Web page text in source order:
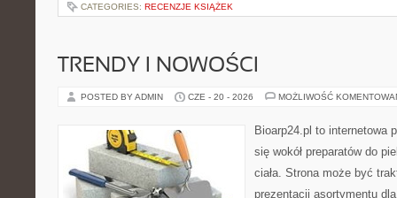
CATEGORIES: RECENZJE KSIĄŻEK
TRENDY I NOWOŚCI
POSTED BY ADMIN CZE - 20 - 2026 MOŻLIWOŚĆ
Bioarp24.pl to internetowa
się wokół preparatów do
ciała. Strona może być
prezentacji asortymentu